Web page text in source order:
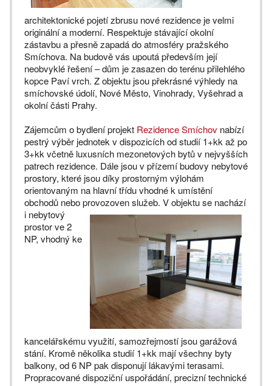
architektonické pojetí zbrusu nové rezidence je velmi
originální a moderní. Respektuje stávající okolní
zástavbu a přesně zapadá do atmosféry pražského
Smíchova. Na budově vás upoutá především její
neobvyklé řešení – dům je zasazen do terénu přilehlého
kopce Paví vrch. Z objektu jsou překrásné výhledy na
smíchovské údolí, Nové Město, Vinohrady, Vyšehrad a
okolní části Prahy.
Zájemcům o bydlení projekt Rezidence Smíchov nabízí
pestrý výběr jednotek v dispozicích od studií 1+kk až po
3+kk včetně luxusních mezonetových bytů v nejvyšších
patrech rezidence. Dále jsou v přízemí budovy nebytové
prostory, které jsou díky prostorným výlohám
orientovaným na hlavní třídu vhodné k umístění
obchodů nebo provozoven služeb. V objektu se nachází
i nebytový
prostor ve 2
NP, vhodný ke
kancelářskému využití, samozřejmostí jsou garážová
stání. Kromě několika studií 1+kk mají všechny byty
balkony, od 6 NP pak disponují lákavými terasami.
Propracované dispoziční uspořádání, precizní technické